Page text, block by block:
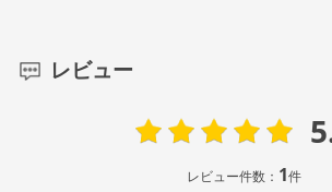
レビュー
レビュー件数： 1件